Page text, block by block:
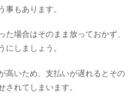
事もあります。
た場合はそのまま放っておかず、
にしましょう。
高いため、支払いが遅れるとその
されてしまいます。